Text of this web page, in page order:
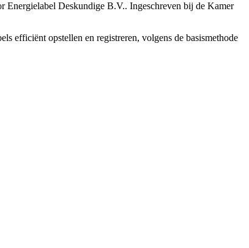
Energielabel Deskundige B.V.. Ingeschreven bij de Kamer
efficiënt opstellen en registreren, volgens de basismethode